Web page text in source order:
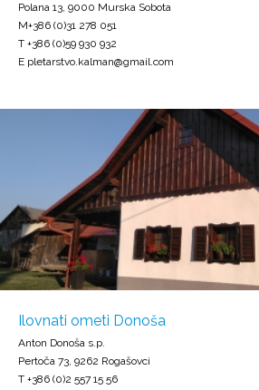
Polana 13, 9000 Murska Sobota
M+386 (0)31 278 051
T +386 (0)59 930 932
E pletarstvo.kalman@gmail.com
Ilovnati ometi Donoša
Anton Donoša s.p.
Pertoča 73, 9262 Rogašovci
T +386 (0)2 557 15 56